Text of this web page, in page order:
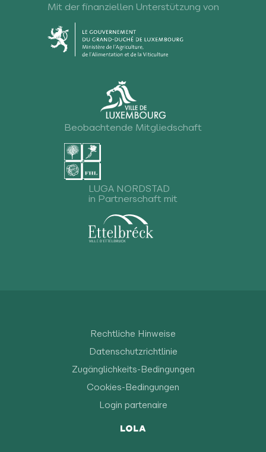
Mit der finanziellen Unterstützung von
Beobachtende Mitgliedschaft
LUGA NORDSTAD
in Partnerschaft mit
Rechtliche Hinweise
Datenschutzrichtlinie
Zugänglichkeits-Bedingungen
Cookies-Bedingungen
Login partenaire